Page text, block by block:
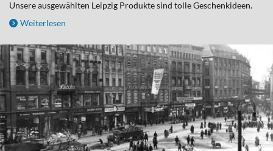
Unsere ausgewählten Leipzig Produkte sind tolle Geschenkideen.
Weiterlesen